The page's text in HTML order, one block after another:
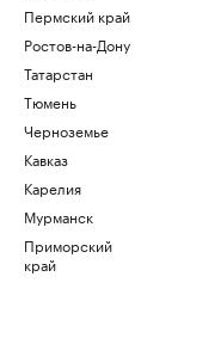
Пермский край
Ростов-на-Дону
Татарстан
Тюмень
Черноземье
Кавказ
Карелия
Мурманск
Приморский
край